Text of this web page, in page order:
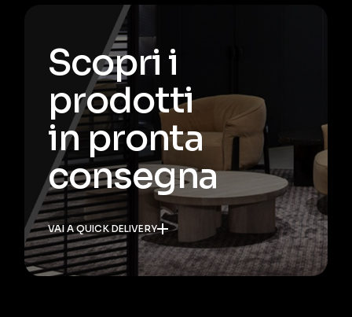
Scopri i
prodotti
in pronta
consegna
VAI A QUICK DELIVERY